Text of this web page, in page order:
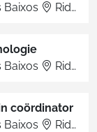
Baixos Ridderkerk
Baixos Ridderkerk
coördinator
Baixos Ridderkerk